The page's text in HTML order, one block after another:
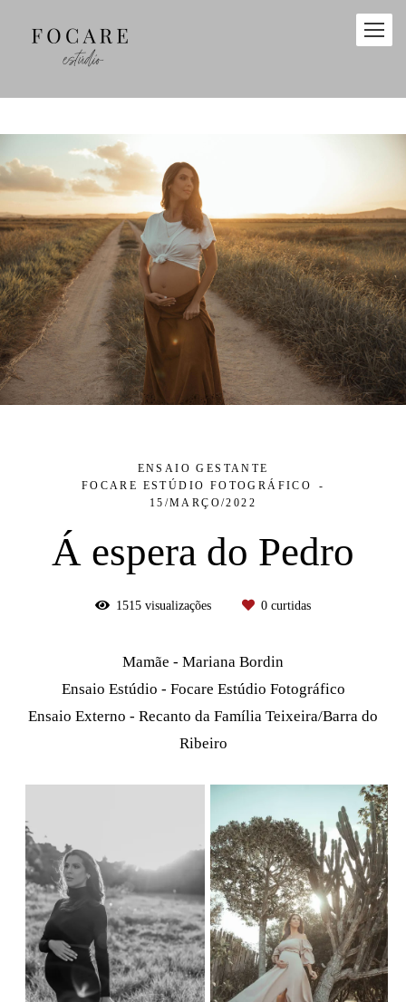
ENSAIO GESTANTE
FOCARE ESTÚDIO FOTOGRÁFICO
15/MARÇO/2022
Á espera do Pedro
1515 visualizações 0 curtidas
Mamãe - Mariana Bordin
Ensaio Estúdio - Focare Estúdio Fotográfico
Ensaio Externo - Recanto da Família Teixeira/Barra do
Ribeiro